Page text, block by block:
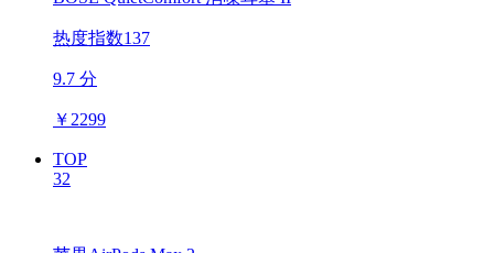
热度指数137
9.7 分
￥ 2299
TOP
32